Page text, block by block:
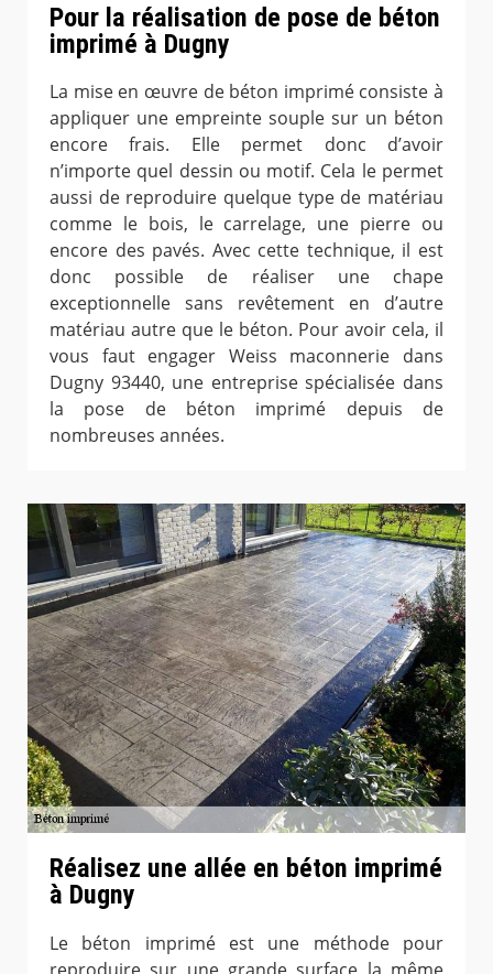
Pour la réalisation de pose de béton
imprimé à Dugny
La mise en œuvre de béton imprimé consiste à
appliquer une empreinte souple sur un béton
encore frais. Elle permet donc d’avoir
n’importe quel dessin ou motif. Cela le permet
aussi de reproduire quelque type de matériau
comme le bois, le carrelage, une pierre ou
encore des pavés. Avec cette technique, il est
donc possible de réaliser une chape
exceptionnelle sans revêtement en d’autre
matériau autre que le béton. Pour avoir cela, il
vous faut engager Weiss maconnerie dans
Dugny 93440, une entreprise spécialisée dans
la pose de béton imprimé depuis de
nombreuses années.
Réalisez une allée en béton imprimé
à Dugny
Le béton imprimé est une méthode pour